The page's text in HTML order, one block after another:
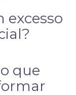
excesso
que